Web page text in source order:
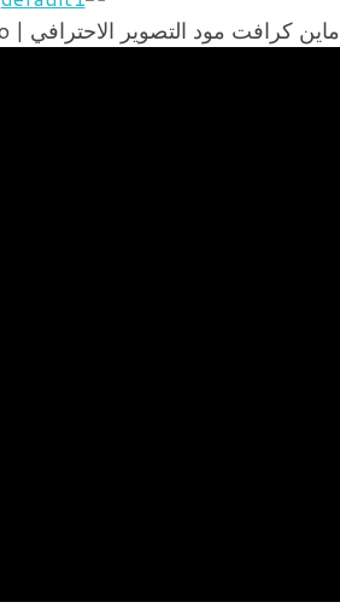
ماين كرافت مود التصوير الاحترافي | Minecraft CameraStudio